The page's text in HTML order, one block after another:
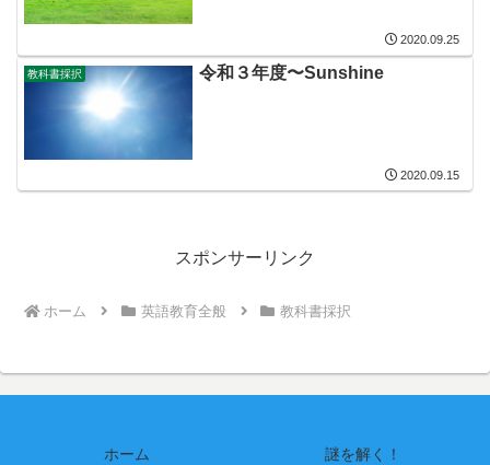
2020.09.25
教科書採択 令和３年度〜Sunshine
2020.09.15
スポンサーリンク
ホーム 英語教育全般 教科書採択
ホーム 謎を解く！